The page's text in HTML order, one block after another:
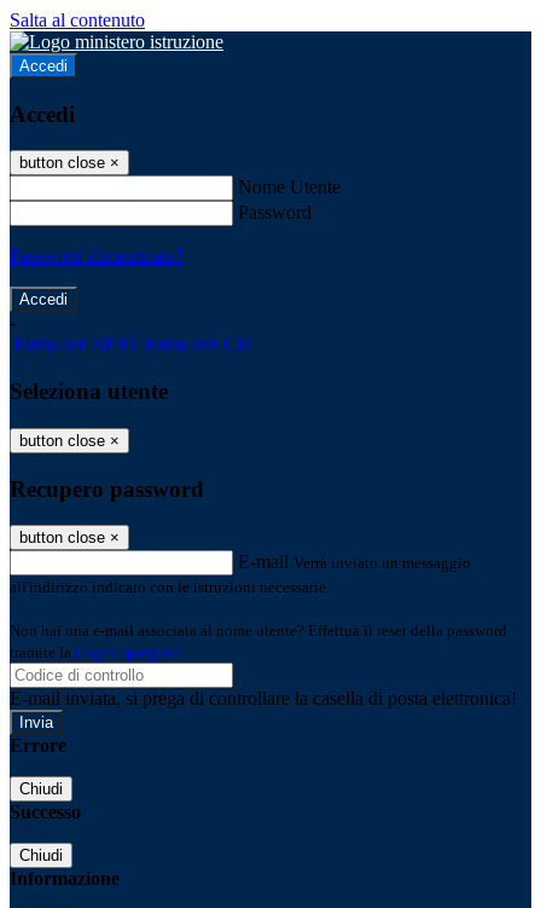
Salta al contenuto
Accedi
Accedi
button close ×
Nome Utente
Password
Password dimenticata?
-
Entra con SPID Entra con CIE
Seleziona utente
button close ×
Recupero password
button close ×
E-mail Verrà inviato un messaggio
all'indirizzo indicato con le istruzioni necessarie.
Non hai una e-mail associata al nome utente? Effettua il reset della password
tramite la Login Spaggiari
E-mail inviata, si prega di controllare la casella di posta elettronica!
Errore
Chiudi
Successo
Chiudi
Informazione